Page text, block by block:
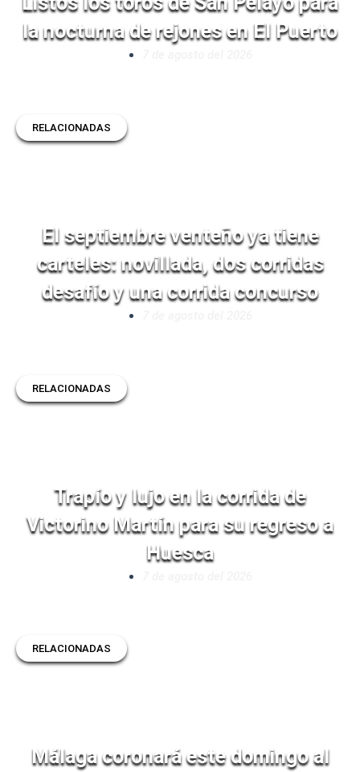
la nocturna de rejones en El Puerto
RELACIONADAS
El septiembre venteño ya tiene
carteles: novillada, dos corridas
desafío y una corrida concurso
RELACIONADAS
Trapío y lujo en la corrida de
Victorino Martín para su regreso a
Huesca
RELACIONADAS
Málaga coronará este domingo al